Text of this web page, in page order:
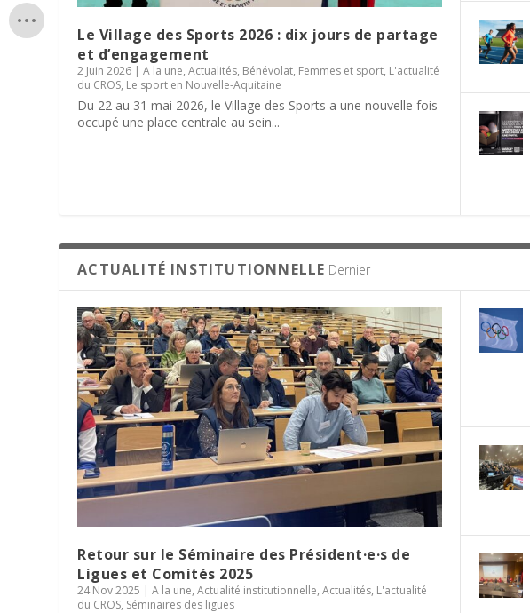
Le Village des Sports 2026 : dix jours de partage
et d’engagement
2 Juin 2026 |A la une,Actualités, Bénévolat, Femmes et sport, L'actualité
du CROS, Le sport en Nouvelle-Aquitaine
Du 22 au 31 mai 2026, le Village des Sports a une nouvelle fois
occupé une place centrale au sein...
ACTUALITÉ INSTITUTIONNELLE Dernier
Retour sur le Séminaire des Président·e·s de
Ligues et Comités 2025
24 Nov 2025 |A la une,Actualité institutionnelle,Actualités, L'actualité
du CROS, Séminaires des ligues